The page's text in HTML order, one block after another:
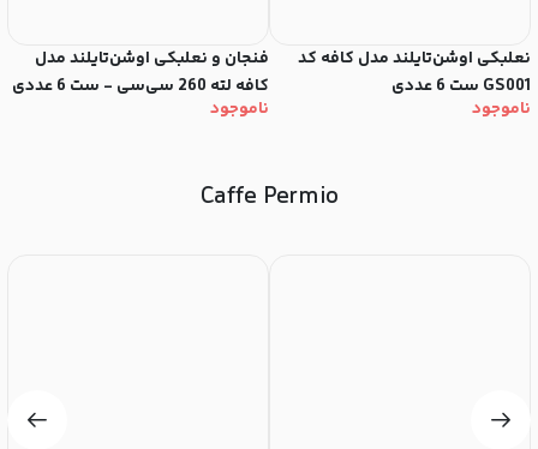
نعلبکی اوشن‌تایلند مدل کافه کد
GS001 ست 6 عددی
ناموجود
فنجان و نعلبکی اوشن‌تایلند مدل
کافه لته 260 سی‌سی - ست 6 عددی
ناموجود
Caffe Permio